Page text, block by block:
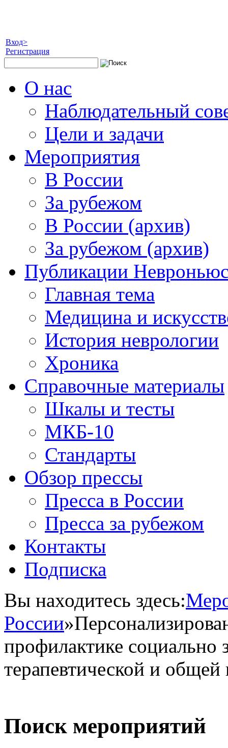
Вход>
Регистрация
О нас
Наблюдательный
Цели и задачи
Мероприятия
В России
За рубежом
В России (архив)
За рубежом (архив)
Публикации
Главная тема
Медицина и
История неврологии
Хроника
Справочные материалы
Шкалы и тесты
МКБ-10
Стандарты
Обзор прессы
Пресса в России
Пресса за рубежом
Контакты
Подписка
Вы находитесь здесь:
России»
профилактике социально
терапевтической и общей
Поиск мероприятий